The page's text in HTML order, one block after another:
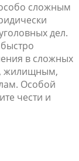
сложным
дел.
в сложных
жилищным,
Особой
чести и